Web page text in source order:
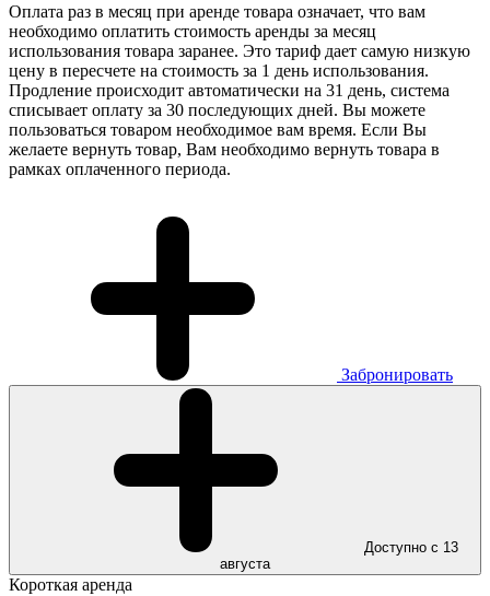
Оплата раз в месяц при аренде товара означает, что вам
необходимо оплатить стоимость аренды за месяц
использования товара заранее. Это тариф дает самую низкую
цену в пересчете на стоимость за 1 день использования.
Продление происходит автоматически на 31 день, система
списывает оплату за 30 последующих дней. Вы можете
пользоваться товаром необходимое вам время. Если Вы
желаете вернуть товар, Вам необходимо вернуть товара в
рамках оплаченного периода.
Забронировать
Доступно с 13
августа
Короткая аренда